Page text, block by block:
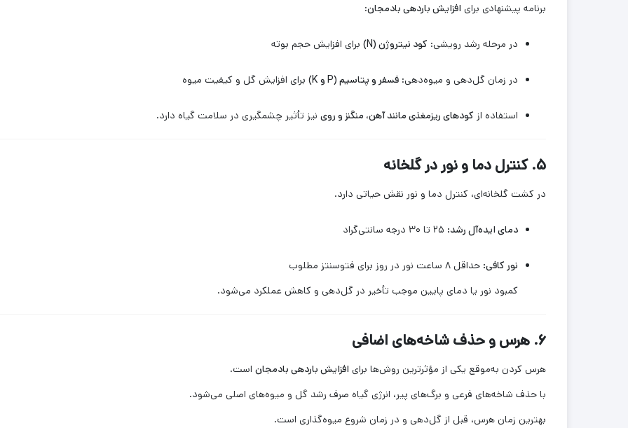
برنامه پیشنهادی برای افزایش باردهی بادمجان:
در مرحله رشد رویشی: کود نیتروژن (N) برای افزایش حجم بوته
در زمان گل‌دهی و میوه‌دهی: فسفر و پتاسیم (P و K) برای افزایش گل و کیفیت میوه
استفاده از کودهای ریزمغذی مانند آهن، منگنز و روی نیز تأثیر چشمگیری در سلامت گیاه دارد.
۵. کنترل دما و نور در گلخانه
در کشت گلخانه‌ای، کنترل دما و نور نقش حیاتی دارد.
دمای ایده‌آل رشد:
نور کافی: حداقل ۸ ساعت نور در روز برای فتوسنتز مطلوب
کمبود نور یا دمای پایین موجب تأخیر در گل‌دهی و کاهش عملکرد می‌شود.
۶. هرس و حذف شاخه‌های اضافی
هرس کردن به‌موقع یکی از مؤثرترین روش‌ها برای افزایش باردهی بادمجان است.
با حذف شاخه‌های فرعی و برگ‌های پیر، انرژی گیاه صرف رشد گل و میوه‌های اصلی می‌شود.
بهترین زمان هرس، قبل از گل‌دهی و در زمان شروع میوه‌گذاری است.